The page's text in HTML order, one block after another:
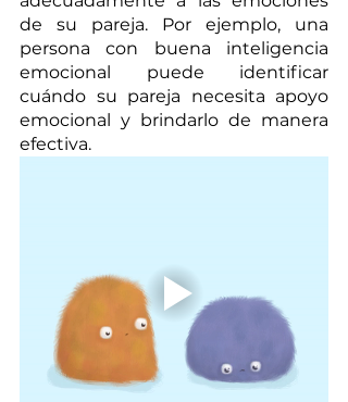
de su pareja. Por ejemplo, una
persona con buena inteligencia
emocional puede identificar
cuándo su pareja necesita apoyo
emocional y brindarlo de manera
efectiva.